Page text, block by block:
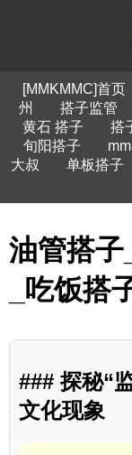
[MMKMMC]首页
州
搭子监管
黄石 搭子
搭
旬阳搭子
大叔
单板搭子
油管搭
_吃饭搭
### 探秘“
文化现象